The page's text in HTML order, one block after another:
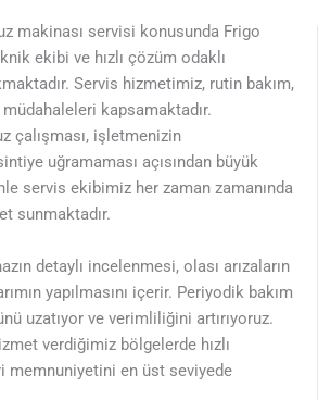
makinası servisi konusunda Frigo
ekibi ve hızlı çözüm odaklı
Servis hizmetimiz, rutin bakım,
müdahaleleri kapsamaktadır.
çalışması, işletmenizin
uğramaması açısından büyük
servis ekibimiz her zaman zamanında
sunmaktadır.
detaylı incelenmesi, olası arızaların
yapılmasını içerir. Periyodik bakım
uzatıyor ve verimliliğini artırıyoruz.
verdiğimiz bölgelerde hızlı
memnuniyetini en üst seviyede